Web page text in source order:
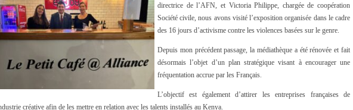
directrice de l’AFN, et Victoria Philippe, chargée de coopération
Société civile, nous avons visité l’exposition organisée dans le cadre
des 16 jours d’activisme contre les violences basées sur le genre.
Depuis mon précédent passage, la médiathèque a été rénovée et fait
désormais l’objet d’un plan stratégique visant à encourager une
fréquentation accrue par les Français.
L’objectif est également d’attirer les entreprises françaises de
créative afin de les mettre en relation avec les talents installés au Kenya.